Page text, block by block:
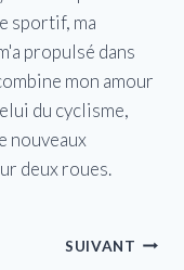
sportif, ma
propulsé dans
mon amour
du cyclisme,
nouveaux
deux roues.
SUIVANT